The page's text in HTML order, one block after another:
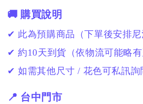
🚚 購買說明
✔ 此為預購商品（下單後安排尼
✔ 約10天到貨（依物流可能略有
✔ 如需其他尺寸 / 花色可私訊詢
📍 台中門市